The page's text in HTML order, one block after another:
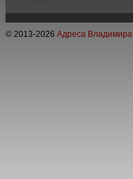
© 2013-2026 Адреса Владимира